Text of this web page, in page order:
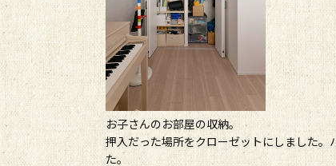
お子さんのお部屋の収納。
押入だった場所をクローゼットにしました
た。